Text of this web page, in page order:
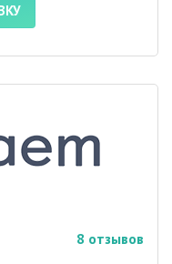
8 отзывов